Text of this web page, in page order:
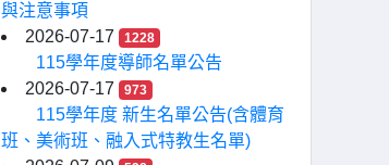
與注意事項
2026-07-17
1228
115學年度導師名單公告
2026-07-17
973
115學年度 新生名單公告(含體育
班、美術班、融入式特教生名單)